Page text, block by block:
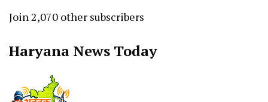
Join 2,070 other subscribers
Haryana News Today